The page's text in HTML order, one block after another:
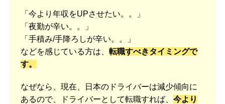
「今より年収をUPさせたい。。」
「夜勤が辛い。。」
「手積み/手降ろしが辛い。。」
などを感じている方は、 転職すべきタイミングで
す。
なぜなら、現在、日本のドライバーは減少傾向に
あるので、ドライバーとして転職すれば、 今より